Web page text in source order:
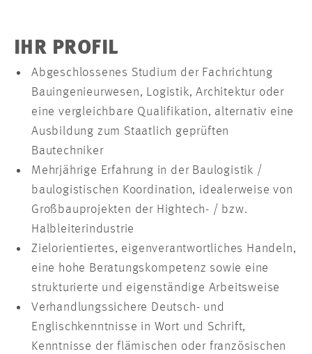
IHR PROFIL
Abgeschlossenes Studium der Fachrichtung
Bauingenieurwesen, Logistik, Architektur oder
eine vergleichbare Qualifikation, alternativ eine
Ausbildung zum Staatlich geprüften
Bautechniker
Mehrjährige Erfahrung in der Baulogistik /
baulogistischen Koordination, idealerweise von
Großbauprojekten der Hightech- / bzw.
Halbleiterindustrie
Zielorientiertes, eigenverantwortliches Handeln,
eine hohe Beratungskompetenz sowie eine
strukturierte und eigenständige Arbeitsweise
Verhandlungssichere Deutsch- und
Englischkenntnisse in Wort und Schrift,
Kenntnisse der flämischen oder französischen